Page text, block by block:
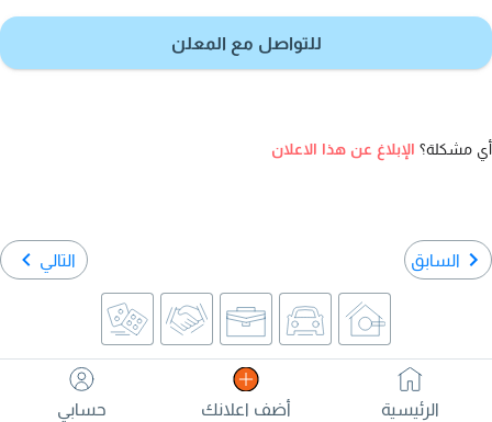
للتواصل مع المعلن
أي مشكلة؟ الإبلاغ عن هذا الاعلان
السابق التالي
الرئيسية أضف اعلانك حسابي